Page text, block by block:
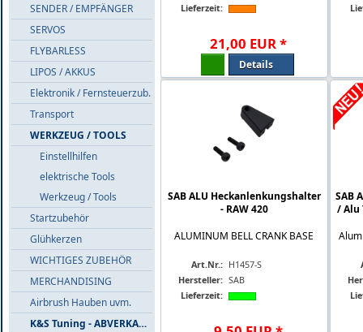
SENDER / EMPFÄNGER
SERVOS
FLYBARLESS
LIPOS / AKKUS
Elektronik / Fernsteuerzub.
Transport
WERKZEUG / TOOLS
Einstellhilfen
elektrische Tools
Werkzeug / Tools
Startzubehör
Glühkerzen
WICHTIGES ZUBEHÖR
MERCHANDISING
Airbrush Hauben uvm.
K&S Tuning - ABVERKAUF
Lieferzeit:
21,00 EUR*
Details
SAB ALU Heckanlenkungshalter
- RAW 420
ALUMINUM BELL CRANK BASE
Art.Nr.: H1457-S
Hersteller: SAB
Lieferzeit:
SAB
/ Alu